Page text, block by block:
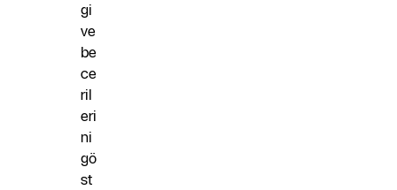
gi
ve
be
ce
ril
eri
ni
gö
st